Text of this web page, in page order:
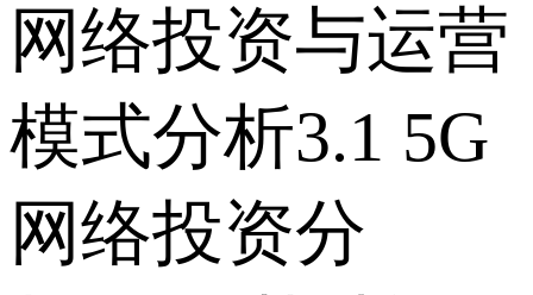
网络投资与运营
模式分析 3.1 5G
网络投资分